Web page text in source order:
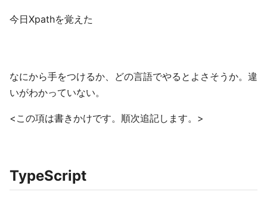
今日Xpathを覚えた
なにから手をつけるか、どの言語でやるとよさそうか。違
いがわかっていない。
<この項は書きかけです。順次追記します。>
TypeScript